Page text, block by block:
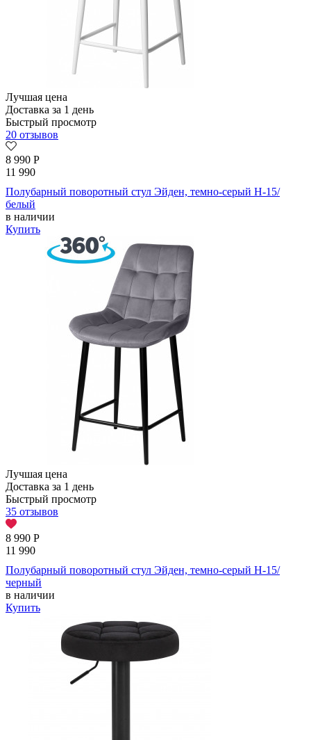
Лучшая цена
Доставка за 1 день
Быстрый просмотр
20 отзывов
8 990 Р
11 990
Полубарный поворотный стул Эйден, темно-серый H-15/
белый
в наличии
Купить
Лучшая цена
Доставка за 1 день
Быстрый просмотр
35 отзывов
8 990 Р
11 990
Полубарный поворотный стул Эйден, темно-серый H-15/
черный
в наличии
Купить